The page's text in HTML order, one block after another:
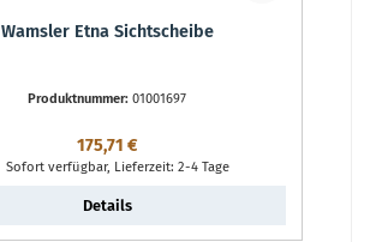
Wamsler Etna Sichtscheibe
Produktnummer: 01001697
Regulärer Preis:
175,71 €
Sofort verfügbar, Lieferzeit: 2-4 Tage
Details